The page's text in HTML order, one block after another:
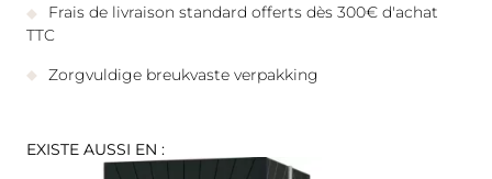
Frais de livraison standard offerts dès 300€ d'achat
TTC
Zorgvuldige breukvaste verpakking
EXISTE AUSSI EN :